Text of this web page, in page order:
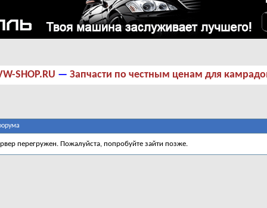
SHOP.RU — Запчасти по честным ценам для
перегружен. Пожалуйста, попробуйте зайти позже.